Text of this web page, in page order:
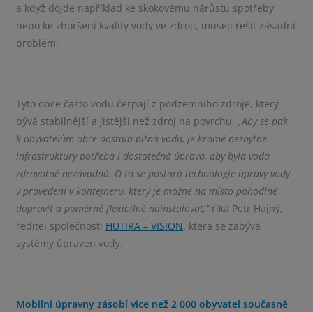
a když dojde například ke skokovému nárůstu spotřeby
nebo ke zhoršení kvality vody ve zdroji, musejí řešit zásadní
problém.
Tyto obce často vodu čerpají z podzemního zdroje, který
bývá stabilnější a jistější než zdroj na povrchu.„Aby se pak
k obyvatelům obce dostala pitná voda, je kromě nezbytné
infrastruktury potřeba i dostatečná úprava, aby byla voda
zdravotně nezávadná. O to se postará technologie úpravy vody
v provedení v kontejneru, který je možné na místo pohodlně
dopravit a poměrně flexibilně nainstalovat,“ říká Petr Hajný,
ředitel společnosti HUTIRA – VISION, která se zabývá
systémy úpraven vody.
Mobilní úpravny zásobí více než 2 000 obyvatel současně